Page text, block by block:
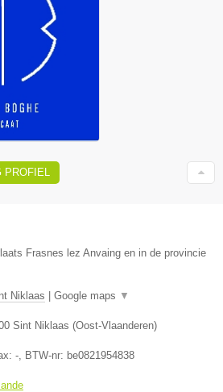
Frasnes lez Anvaing en in de provincie
Niklaas Google maps ▼
Sint Niklaas (Oost-Vlaanderen)
- , BTW-nr: be0821954838